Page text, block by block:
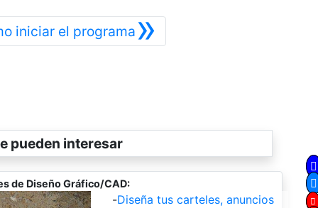
»
iniciar el programaSiguiente
pueden interesar
de Diseño Gráfico/CAD:
-Diseña tus carteles, anuncios